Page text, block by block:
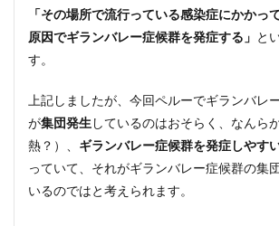
「その場所で流行っている感染症にかかっ
原因でギランバレー症候群を発症する」 と
す。
上記しましたが、今回ペルーでギランバレ
が集団発生 しているのはおそらく、なんら
熱？）、 ギランバレー症候群を発症しやす
っていて、それがギランバレー症候群の集
いるのではと考えられます。